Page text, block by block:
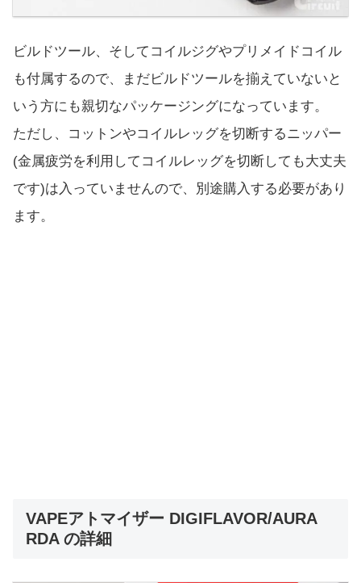
ビルドツール、そしてコイルジグやプリメイドコイル
も付属するので、まだビルドツールを揃えていないと
いう方にも親切なパッケージングになっています。
ただし、コットンやコイルレッグを切断するニッパー
(金属疲労を利用してコイルレッグを切断しても大丈夫
です)は入っていませんので、別途購入する必要があり
ます。
VAPEアトマイザー DIGIFLAVOR/AURA
RDA の詳細